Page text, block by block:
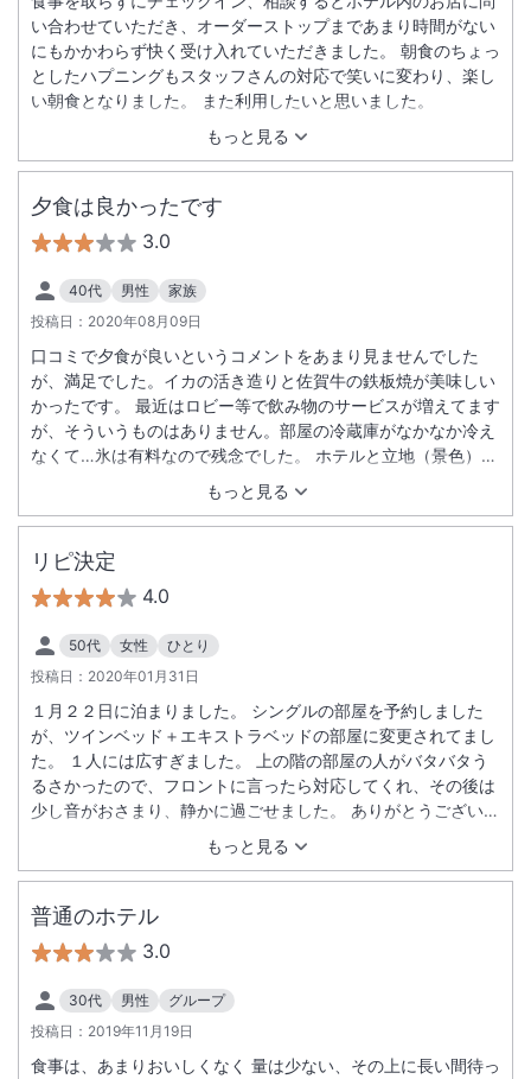
もっと見る
い合わせていただき、オーダーストップまであまり時間がない
にもかかわらず快く受け入れていただきました。 朝食のちょっ
としたハプニングもスタッフさんの対応で笑いに変わり、楽し
い朝食となりました。 また利用したいと思いました。
夕食は良かったです
3.0
40代 男性
家族
投稿日： 2020年08月09日
もっと見る
口コミで夕食が良いというコメントをあまり見ませんでした
が、満足でした。イカの活き造りと佐賀牛の鉄板焼が美味しい
かったです。 最近はロビー等で飲み物のサービスが増えてます
が、そういうものはありません。部屋の冷蔵庫がなかなか冷え
なくて…氷は有料なので残念でした。 ホテルと立地（景色）は
良いのですが、設備等をもう少し充実して欲しいと思いまし
た。値段に対して割高な印象でした。
リピ決定
4.0
50代 女性
ひとり
投稿日： 2020年01月31日
もっと見る
１月２２日に泊まりました。 シングルの部屋を予約しました
が、ツインベッド＋エキストラベッドの部屋に変更されてまし
た。 １人には広すぎました。 上の階の部屋の人がバタバタう
るさかったので、フロントに言ったら対応してくれ、その後は
少し音がおさまり、静かに過ごせました。 ありがとうございま
消化してなくお腹空かず、折角のご当地料理があまり食べれな
くて残念でした。 展望レストランから、海が見れて、感動しま
した。 （前日から唐津に来てるのに、未だ海を見てなかったの
良かったです。 シャンプーバーに気付くのが遅くて使えません
でした。 全体的には満足なので、また近いうちに泊まらせてい
ただきたいと思います。 お世話になりました。
普通のホテル
3.0
30代 男性
グループ
投稿日： 2019年11月19日
食事は、あまりおいしくなく 量は少ない、その上に長い間待っ